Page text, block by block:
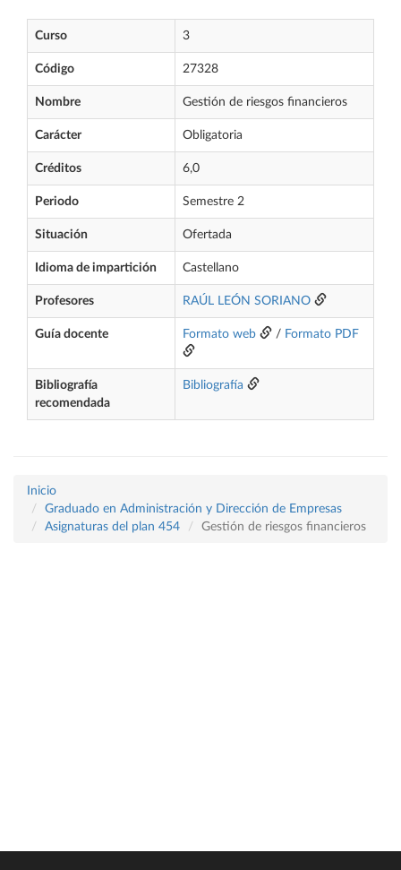
Curso 3
Código 27328
Nombre Gestión de riesgos financieros
Carácter Obligatoria
Créditos 6,0
Periodo Semestre 2
Situación Ofertada
Idioma de impartición Castellano
Profesores RAÚL LEÓN SORIANO
Guía docente Formato web / Formato PDF
Bibliografía
recomendada
Bibliografía
Inicio
Graduado en Administración y Dirección de Empresas
Asignaturas del plan 454
Gestión de riesgos financieros